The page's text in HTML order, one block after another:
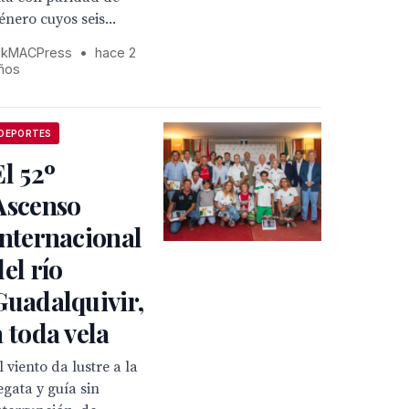
cuyos seis...
•
hace 2
52º
río
toda vela
viento da lustre a la
y guía sin